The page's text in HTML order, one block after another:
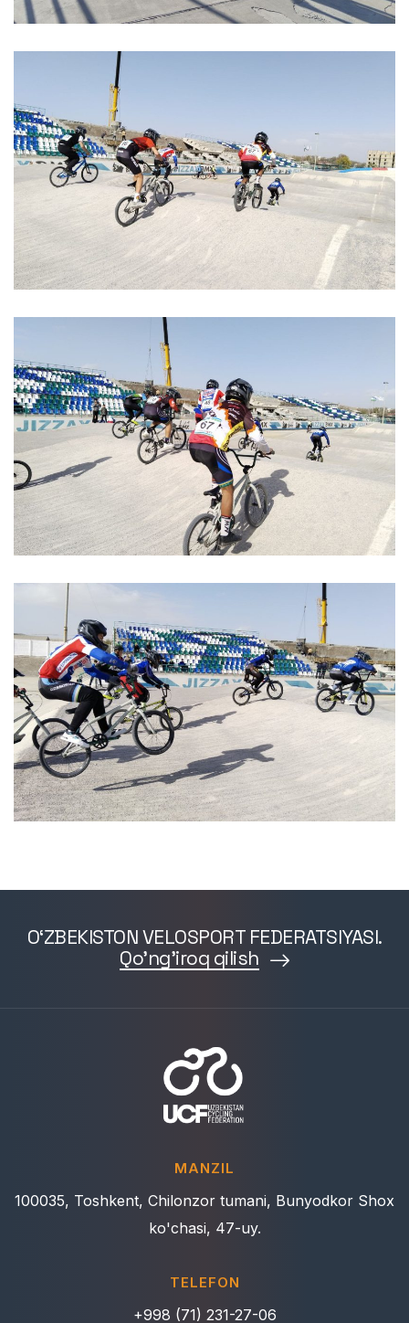
O‘ZBEKISTON VELOSPORT FEDERATSIYASI.
Qo'ng'iroq qilish
MANZIL
100035, Toshkent, Chilonzor tumani, Bunyodkor Shox
ko'chasi, 47-uy.
TELEFON
+998 (71) 231-27-06